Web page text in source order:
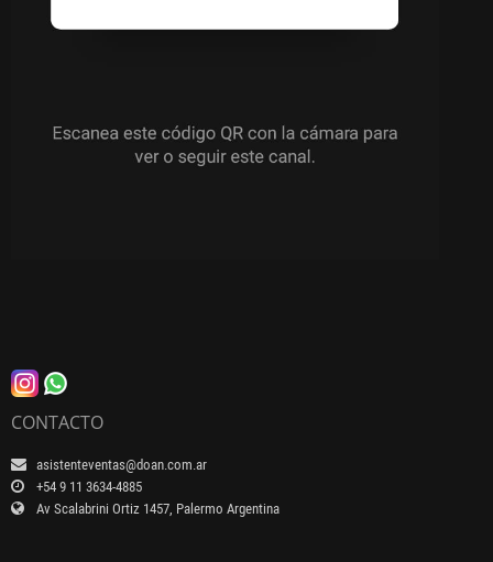
CONTACTO
asistenteventas@doan.com.ar
+54 9 11 3634-4885
Av Scalabrini Ortiz 1457, Palermo Argentina